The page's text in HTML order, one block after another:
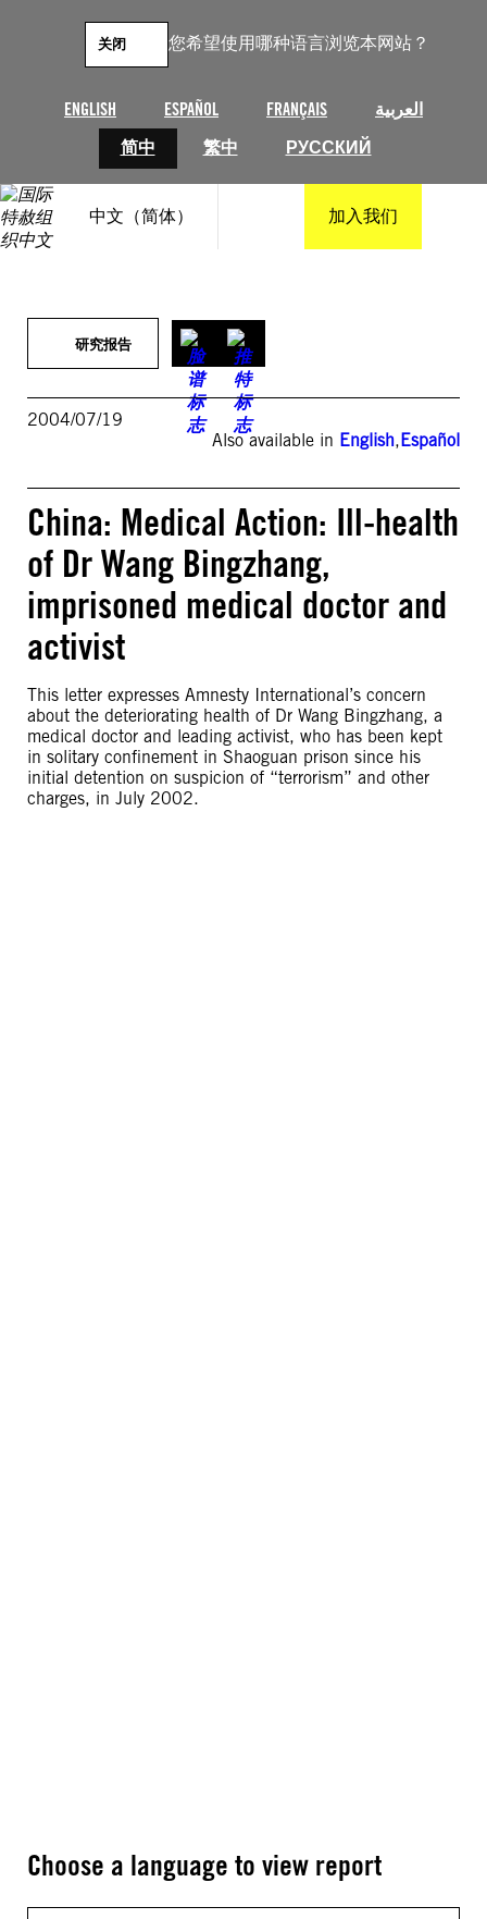
您希望使用哪种语言浏览本网站？
ENGLISH ESPAÑOL FRANÇAIS
العربية
简中
繁中 РУССКИЙ
关闭
中文（简体） 加入我们
研究报告
2004/07/19
Also available in English,Español
China: Medical Action: Ill-health
of Dr Wang Bingzhang,
imprisoned medical doctor and
activist
This letter expresses Amnesty International’s concern
about the deteriorating health of Dr Wang Bingzhang, a
medical doctor and leading activist, who has been kept
in solitary confinement in Shaoguan prison since his
initial detention on suspicion of “terrorism” and other
charges, in July 2002.
Choose a language to view report